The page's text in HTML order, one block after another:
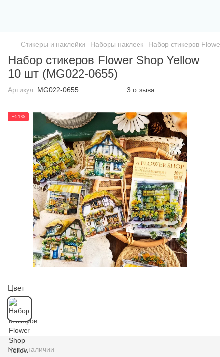
Стикеры и наклейки Наборы наклеек Набор стикеров
Набор стикеров Flower Shop Yellow
10 шт (MG022-0655)
Артикул: MG022-0655 3 отзыва
−51%
Цвет
Нет в наличии